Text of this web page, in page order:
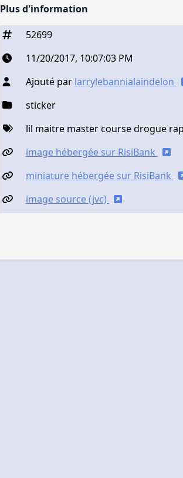
Plus d'information
52699
11/20/2017, 10:07:03 PM
Ajouté par larrylebannialaindelon
sticker
lil maitre master course drogue
image hébergée sur RisiBank
miniature hébergée sur RisiBank
image source (jvc)